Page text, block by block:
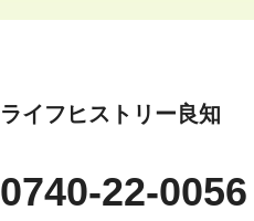
ライフヒストリー良知
0740-22-0056